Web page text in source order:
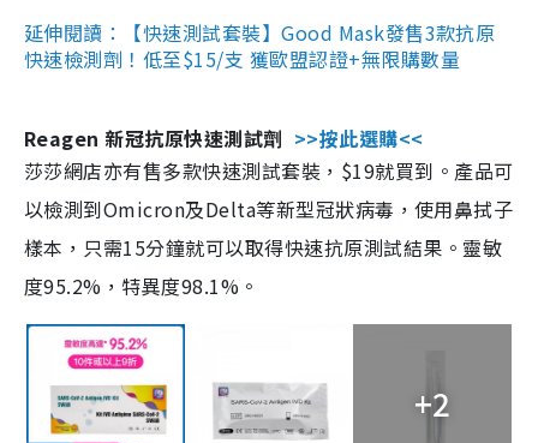
延伸閱讀：【快速測試套裝】Good Mask發售3款抗原
快速檢測劑！低至$15/支 獲歐盟認證+無限購數量
Reagen 新冠抗原快速測試劑 >>按此選購<<
莎莎網店亦有售多款快速測試套裝，$19就買到。產品可
以檢測到Omicron及Delta等新型冠狀病毒，使用鼻拭子
樣本，只需15分鐘就可以取得快速抗原測試結果。靈敏
度95.2%，特異度98.1%。
+2